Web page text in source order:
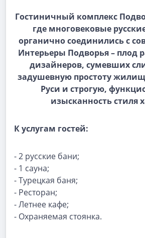
Гостиничный комплекс
где многовековые
органично соединились с
Интерьеры Подворья – плод
дизайнеров, сумевших
задушевную простоту
Руси и строгую,
изысканность стиля
К услугам гостей:
- 2 русские бани;
- 1 сауна;
- Турецкая баня;
- Ресторан;
- Летнее кафе;
- Охраняемая стоянка.